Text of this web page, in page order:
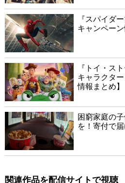
『スパイダ
キャンペー
『トイ・ス
キャラクタ
情報まとめ】
困窮家庭の
を！寄付で
関連作品を配信サイトで視聴